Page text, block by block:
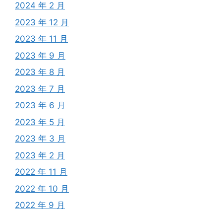
2024 年 2 月
2023 年 12 月
2023 年 11 月
2023 年 9 月
2023 年 8 月
2023 年 7 月
2023 年 6 月
2023 年 5 月
2023 年 3 月
2023 年 2 月
2022 年 11 月
2022 年 10 月
2022 年 9 月